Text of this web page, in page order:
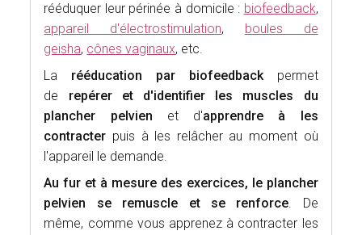
rééduquer leur périnée à domicile : biofeedback,
appareil d'électrostimulation,
boules de
geisha, cônes vaginaux, etc.
La rééducation par biofeedbackpermet
de repérer et d'identifier les muscles du
plancher pelvien et d'apprendre à les
contracter puis à les relâcher au moment où
l'appareil le demande.
Au fur et à mesure des exercices, le plancher
pelvien se remuscle et se renforce.
De
même, comme vous apprenez à contracter les